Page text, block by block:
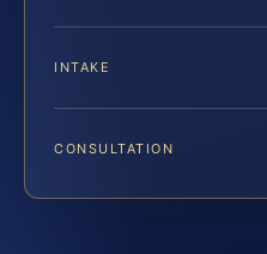
INTAKE
CONSULTATION